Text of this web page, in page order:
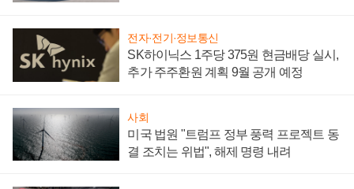
전자·전기·정보통신
SK하이닉스 1주당 375원 현금배당 실시,
추가 주주환원 계획 9월 공개 예정
사회
미국 법원 "트럼프 정부 풍력 프로젝트 동
결 조치는 위법", 해제 명령 내려